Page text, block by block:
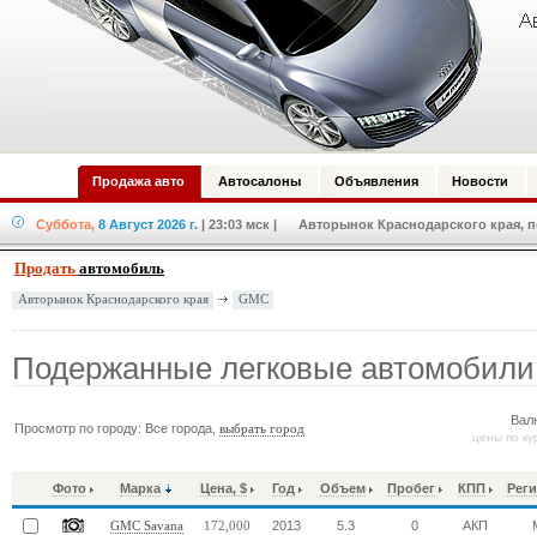
Продажа авто Автосалоны Объявления Новости
Суббота, 8 Август 2026 г. | 23:03 мск | Авторынок Краснодарского края,
Продать автомобиль
Авторынок Краснодарского края GMC
Подержанные легковые
Просмотр по городу: Все города,выбрать город
цены по
Фото Марка Цена, $ Год Объем Пробег КПП
GMC Savana 172,000 2013 5.3 0 АКП